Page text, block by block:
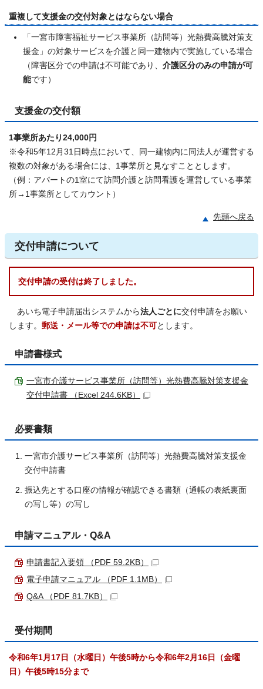
重複して支援金の交付対象とはならない場合
「一宮市障害福祉サービス事業所（訪問等）光熱費高騰対策支
援金」の対象サービスを介護と同一建物内で実施している場合
（障害区分での申請は不可能であり、 介護区分のみの申請が可
能です）
支援金の交付額
1事業所あたり24,000円
※令和5年12月31日時点において、同一建物内に同法人が運営する
複数の対象がある場合には、1事業所と見なすこととします。
（例：アパートの1室にて訪問介護と訪問看護を運営している事業
所→1事業所としてカウント）
先頭へ戻る
交付申請について
交付申請の受付は終了しました。
あいち電子申請届出システムから法人ごとに交付申請をお願い
します。 郵送・メール等での申請は不可とします。
申請書様式
一宮市介護サービス事業所（訪問等）光熱費高騰対策支援金
交付申請書 （Excel 244.6KB）
必要書類
一宮市介護サービス事業所（訪問等）光熱費高騰対策支援金
交付申請書
振込先とする口座の情報が確認できる書類（通帳の表紙裏面
の写し等）の写し
申請マニュアル・Q&A
申請書記入要領 （PDF 59.2KB）
電子申請マニュアル （PDF 1.1MB）
Q&A （PDF 81.7KB）
受付期間
令和6年1月17日（水曜日）午後5時から令和6年2月16日（金曜
日）午後5時15分まで